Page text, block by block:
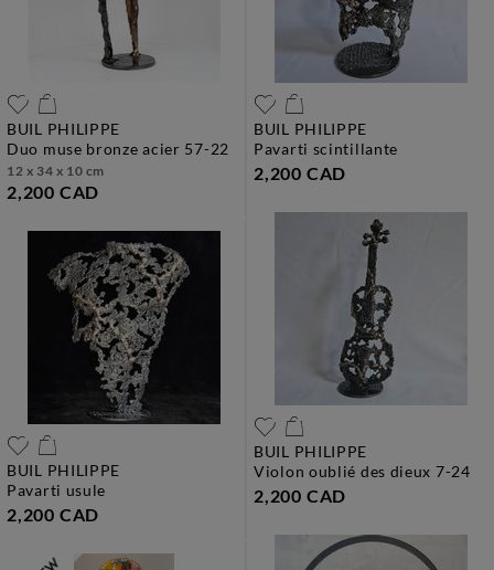
BUIL PHILIPPE
duo muse bronze acier 57-22
12 x 34 x 10 cm
2,200 CAD
BUIL PHILIPPE
pavarti scintillante
2,200 CAD
BUIL PHILIPPE
pavarti usule
2,200 CAD
BUIL PHILIPPE
violon oublié des dieux 7-24
2,200 CAD